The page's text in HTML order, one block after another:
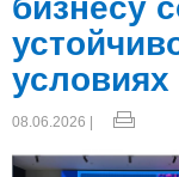
условиях
08.06.2026 |